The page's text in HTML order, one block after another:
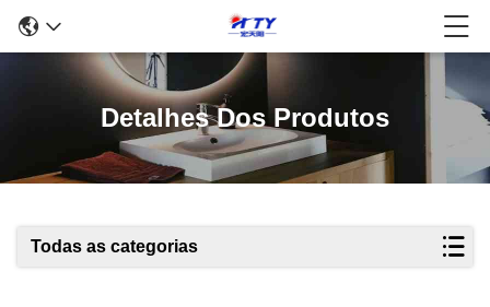
Detalhes Dos Produtos
Todas as categorias